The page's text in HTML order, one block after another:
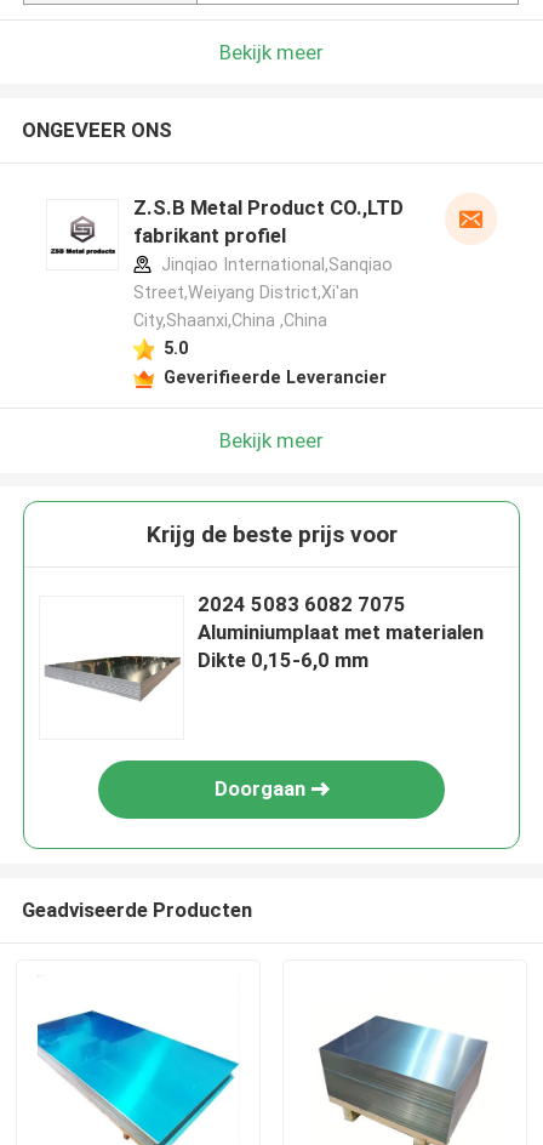
Bekijk meer
ONGEVEER ONS
Z.S.B Metal Product CO.,LTD
fabrikant profiel
Jinqiao International,Sanqiao
Street,Weiyang District,Xi'an
City,Shaanxi,China ,China
5.0
Geverifieerde Leverancier
Bekijk meer
Krijg de beste prijs voor
2024 5083 6082 7075
Aluminiumplaat met materialen
Dikte 0,15-6,0 mm
Doorgaan
Geadviseerde Producten